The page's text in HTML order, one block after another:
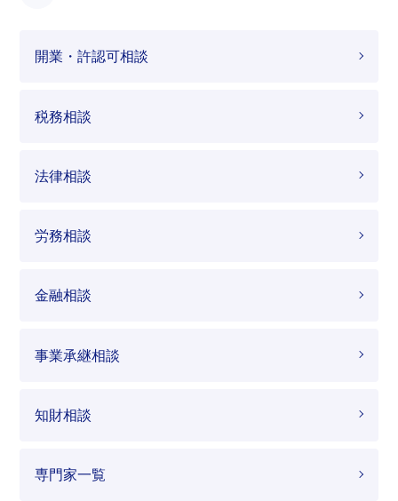
開業・許認可相談
税務相談
法律相談
労務相談
金融相談
事業承継相談
知財相談
専門家一覧